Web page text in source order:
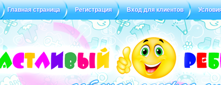
Главная страница Регистрация Вход для клиентов
Статус заказа Отзывы